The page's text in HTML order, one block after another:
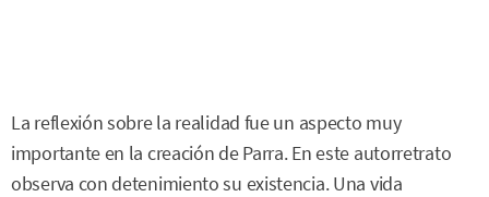
La reflexión sobre la realidad fue un aspecto muy
importante en la creación de Parra. En este autorretrato
observa con detenimiento su existencia. Una vida